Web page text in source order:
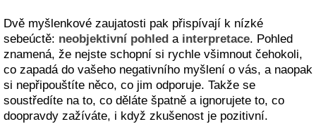
Dvě myšlenkové zaujatosti pak přispívají k nízké
sebeúctě: neobjektivní pohled a interpretace. Pohled
znamená, že nejste schopní si rychle všimnout čehokoli,
co zapadá do vašeho negativního myšlení o vás, a naopak
si nepřipouštíte něco, co jim odporuje. Takže se
soustředíte na to, co děláte špatně a ignorujete to, co
doopravdy zažíváte, i když zkušenost je pozitivní.